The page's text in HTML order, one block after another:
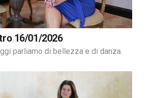
16/01/2026
parliamo di bellezza e di danza.